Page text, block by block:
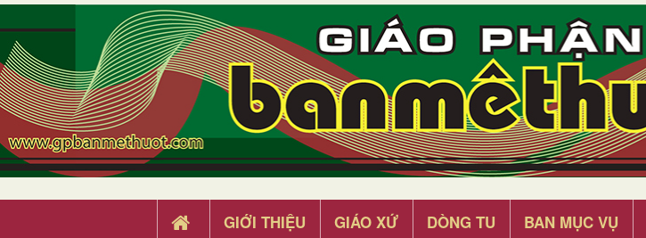
GIỚI THIỆU GIÁO XỨ DÒNG TU BAN MỤC VỤ